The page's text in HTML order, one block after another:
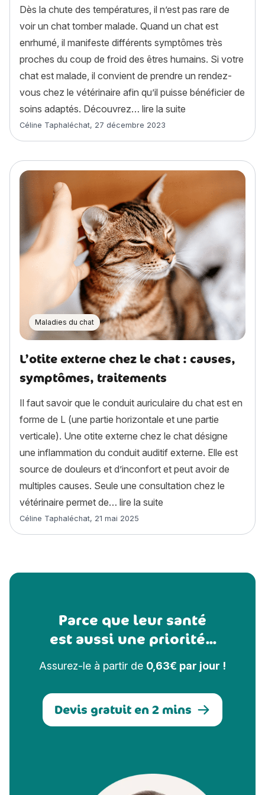
Dès la chute des températures, il n’est pas rare de
voir un chat tomber malade. Quand un chat est
enrhumé, il manifeste différents symptômes très
proches du coup de froid des êtres humains. Si votre
chat est malade, il convient de prendre un rendez-
vous chez le vétérinaire afin qu’il puisse bénéficier de
soins adaptés. Découvrez… lire la suite
Article rédigé par
Céline Taphaléchat, 27 décembre 2023
Maladies du chat
L’otite externe chez le chat : causes,
symptômes, traitements
Il faut savoir que le conduit auriculaire du chat est en
forme de L (une partie horizontale et une partie
verticale). Une otite externe chez le chat désigne
une inflammation du conduit auditif externe. Elle est
source de douleurs et d’inconfort et peut avoir de
multiples causes. Seule une consultation chez le
vétérinaire permet de… lire la suite
Article rédigé par
Céline Taphaléchat, 21 mai 2025
Parce que leur santé
est aussi une priorité...
Assurez-le à partir de 0,63€ par jour !
Devis gratuit en 2 mins